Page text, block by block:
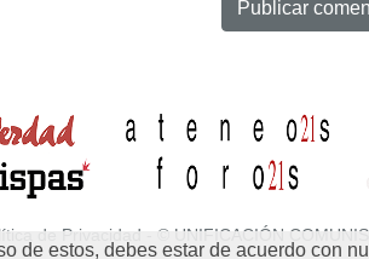
de Privacidad - © UNIFICACIÓN
de estos, debes estar de acuerdo con